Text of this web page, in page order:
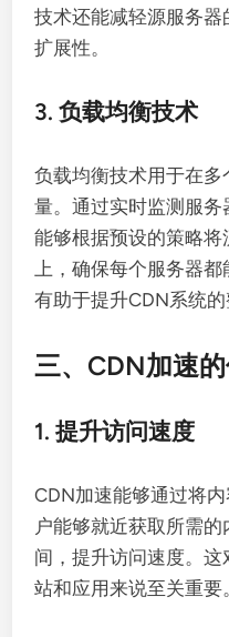
技术还能减轻源服务
扩展性。
3. 负载均衡技术
负载均衡技术用于在
量。通过实时监测服
能够根据预设的策略
上，确保每个服务器
有助于提升CDN系统的
三、CDN加速
1. 提升访问速度
CDN加速能够通过将
户能够就近获取所需
间，提升访问速度。
站和应用来说至关重要